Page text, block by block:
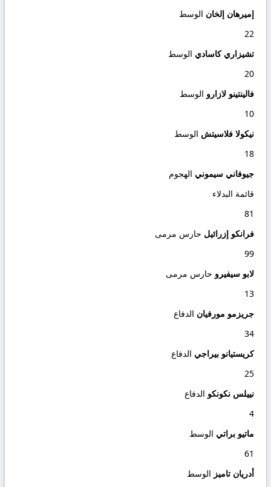
إميرهان إلخان الوسط
22
تشيزاري كاسادي الوسط
20
فالينتينو لازارو الوسط
10
نيكولا فلاسيتش الوسط
18
جيوفاني سيموني الهجوم
قائمة البدلاء
81
فرانكو إزرائيل حارس مرمى
99
لابو سيفيرو حارس مرمى
13
جريزمو مورفيان الدفاع
34
كريستيانو بيراجي الدفاع
25
نييلس نكونكو الدفاع
4
ماتيو براتي الوسط
61
أدريان تاميز الوسط